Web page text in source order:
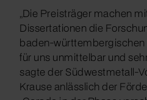
„Die Preisträger machen
Dissertationen die
baden-
für uns unmittelbar und
sagte der Südwestmetall-
Krause anlässlich der